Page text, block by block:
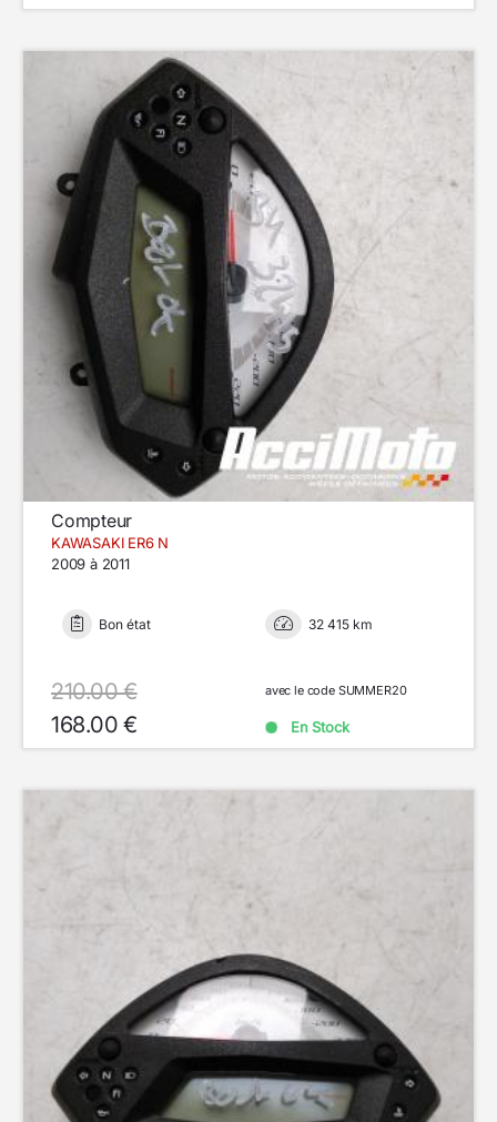
Compteur
KAWASAKI ER6 N
2009 à 2011
Bon état 32 415 km
210.00 €
168.00 €
avec le code SUMMER20
En Stock